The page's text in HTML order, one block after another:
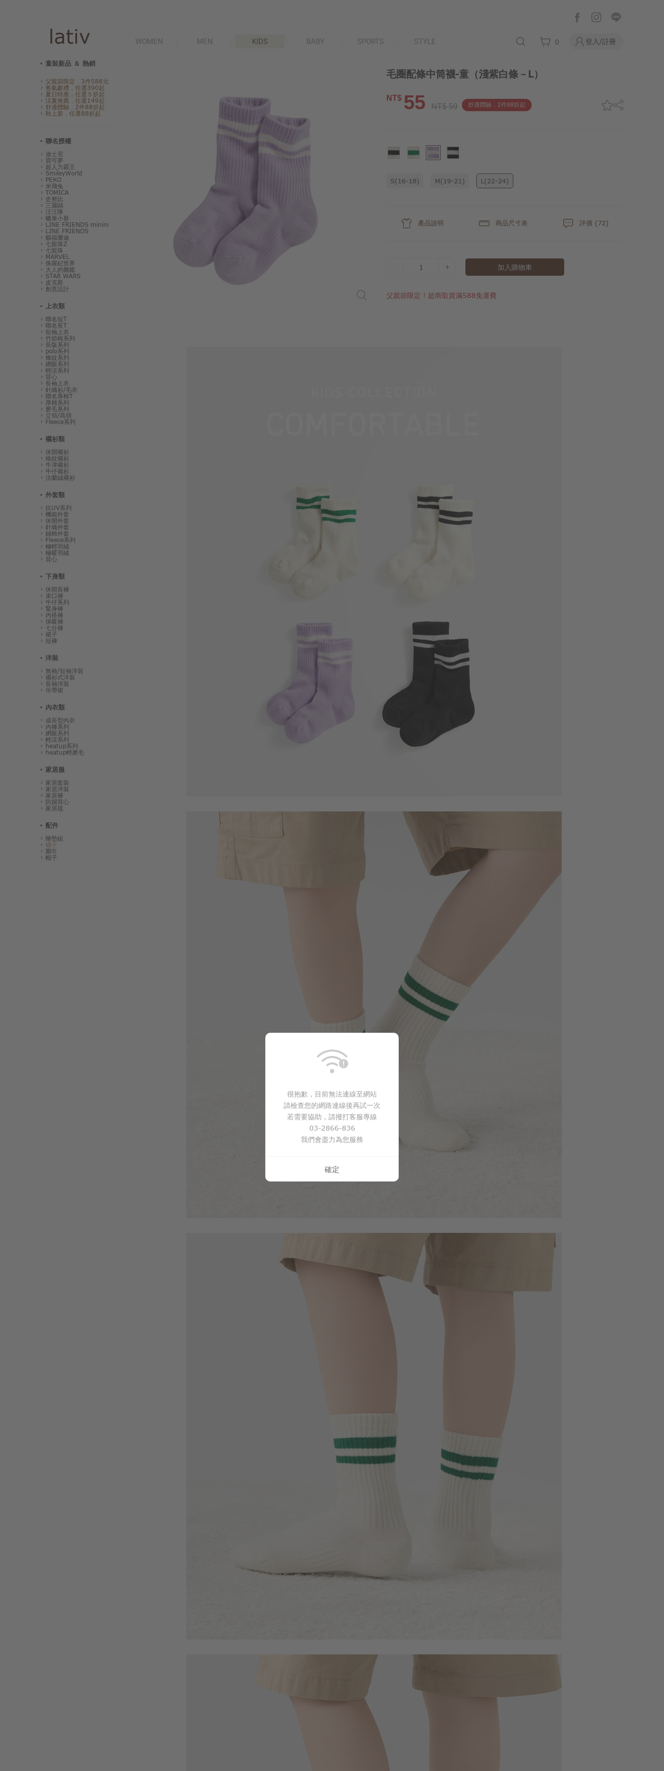
WOMEN MEN KIDS BABY SPORTS STYLE 0 登入/註冊
童裝新品 ＆ 熱銷
父親節限定．3件588元
爸氣獻禮．任選390起
夏日特惠．任選５折起
涼夏推薦．任選149起
舒適體驗．2件88折起
秋上新．任選88折起
聯名授權
迪士尼
寶可夢
超人力霸王
SmileyWorld
PEKO
米飛兔
TOMICA
史努比
三麗鷗
汪汪隊
蠟筆小新
LINE FRIENDS minini
LINE FRIENDS
貓福珊迪
七龍珠Z
七龍珠
MARVEL
侏羅紀世界
大人的圖鑑
STAR WARS
皮克斯
創意設計
上衣類
聯名短T
聯名長T
短袖上衣
竹節棉系列
長版系列
polo系列
條紋系列
網眼系列
輕涼系列
背心
長袖上衣
針織衫/毛衣
聯名厚棉T
厚棉系列
磨毛系列
立領/高領
Fleece系列
襯衫類
休閒襯衫
格紋襯衫
牛津襯衫
牛仔襯衫
法蘭絨襯衫
外套類
抗UV系列
機能外套
休閒外套
針織外套
鋪棉外套
Fleece系列
極輕羽絨
極暖羽絨
背心
下身類
休閒長褲
束口褲
牛仔系列
緊身褲
內搭褲
保暖褲
七分褲
裙子
短褲
洋裝
無袖/短袖洋裝
襯衫式洋裝
長袖洋裝
吊帶裙
內衣類
成長型內衣
內褲系列
網眼系列
輕涼系列
heatup系列
heatup輕磨毛
家居服
家居套裝
家居洋裝
家居褲
防踢背心
家居毯
配件
睡墊組
襪子
圍巾
帽子
毛圈配條中筒襪-童 （淺紫白條－L）
NT$ 55 NT$ 59 舒適體驗．2件88折起
S(16-18) M(19-21) L(22-24)
產品說明 商品尺寸表 評價 (72)
1 加入購物車
父親節限定！超商取貨滿588免運費
很抱歉，目前無法連線至網站
請檢查您的網路連線後再試一次
若需要協助，請撥打客服專線
03-2866-836
我們會盡力為您服務
確定